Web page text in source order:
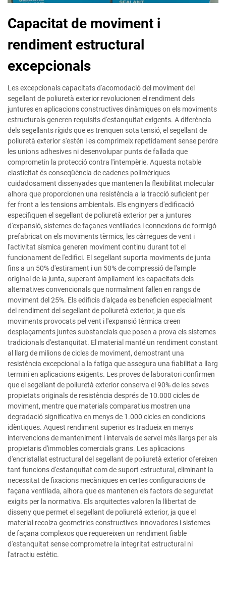
Capacitat de moviment i
rendiment estructural
excepcionals
Les excepcionals capacitats d'acomodació del moviment del
segellant de poliuretà exterior revolucionen el rendiment dels
juntures en aplicacions constructives dinàmiques on els moviments
estructurals generen requisits d'estanquitat exigents. A diferència
dels segellants rígids que es trenquen sota tensió, el segellant de
poliuretà exterior s'estén i es comprimeix repetidament sense perdre
les unions adhesives ni desenvolupar punts de fallada que
comprometin la protecció contra l'intempèrie. Aquesta notable
elasticitat és conseqüència de cadenes polimèriques
cuidadosament dissenyades que mantenen la flexibilitat molecular
alhora que proporcionen una resistència a la tracció suficient per
fer front a les tensions ambientals. Els enginyers d'edificació
especifiquen el segellant de poliuretà exterior per a juntures
d'expansió, sistemes de façanes ventilades i connexions de formigó
prefabricat on els moviments tèrmics, les càrregues de vent i
l'activitat sísmica generen moviment continu durant tot el
funcionament de l'edifici. El segellant suporta moviments de junta
fins a un 50% d'estirament i un 50% de compressió de l'ample
original de la junta, superant àmpliament les capacitats dels
alternatives convencionals que normalment fallen en rangs de
moviment del 25%. Els edificis d'alçada es beneficien especialment
del rendiment del segellant de poliuretà exterior, ja que els
moviments provocats pel vent i l'expansió tèrmica creen
desplaçaments juntes substancials que posen a prova els sistemes
tradicionals d'estanquitat. El material manté un rendiment constant
al llarg de milions de cicles de moviment, demostrant una
resistència excepcional a la fatiga que assegura una fiabilitat a llarg
termini en aplicacions exigents. Les proves de laboratori confirmen
que el segellant de poliuretà exterior conserva el 90% de les seves
propietats originals de resistència després de 10.000 cicles de
moviment, mentre que materials comparatius mostren una
degradació significativa en menys de 1.000 cicles en condicions
idèntiques. Aquest rendiment superior es tradueix en menys
intervencions de manteniment i intervals de servei més llargs per als
propietaris d'immobles comercials grans. Les aplicacions
d'encristallat estructural del segellant de poliuretà exterior ofereixen
tant funcions d'estanquitat com de suport estructural, eliminant la
necessitat de fixacions mecàniques en certes configuracions de
façana ventilada, alhora que es mantenen els factors de seguretat
exigits per la normativa. Els arquitectes valoren la llibertat de
disseny que permet el segellant de poliuretà exterior, ja que el
material recolza geometries constructives innovadores i sistemes
de façana complexos que requereixen un rendiment fiable
d'estanquitat sense comprometre la integritat estructural ni
l'atractiu estètic.